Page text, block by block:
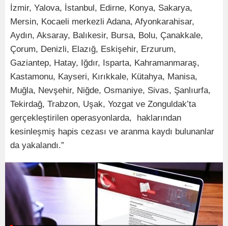
İzmir, Yalova, İstanbul, Edirne, Konya, Sakarya,
Mersin, Kocaeli merkezli Adana, Afyonkarahisar,
Aydın, Aksaray, Balıkesir, Bursa, Bolu, Çanakkale,
Çorum, Denizli, Elazığ, Eskişehir, Erzurum,
Gaziantep, Hatay, Iğdır, Isparta, Kahramanmaraş,
Kastamonu, Kayseri, Kırıkkale, Kütahya, Manisa,
Muğla, Nevşehir, Niğde, Osmaniye, Sivas, Şanlıurfa,
Tekirdağ, Trabzon, Uşak, Yozgat ve Zonguldak’ta
gerçekleştirilen operasyonlarda, haklarından
kesinleşmiş hapis cezası ve aranma kaydı bulunanlar
da yakalandı.”